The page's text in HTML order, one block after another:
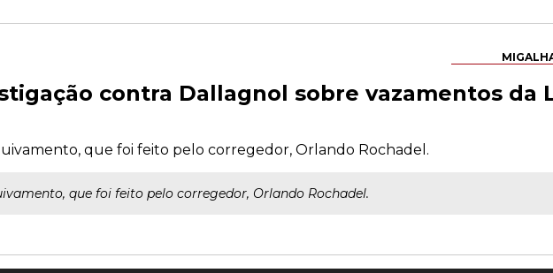
contra Dallagnol sobre vazamentos da
que foi feito pelo corregedor, Orlando Rochadel.
que foi feito pelo corregedor, Orlando Rochadel.